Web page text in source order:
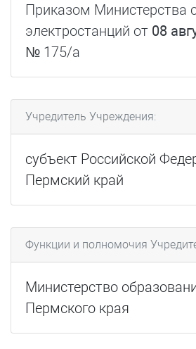
Приказом Министерства
электростанций от 08
№ 175/а
Учредитель Учреждения:
субъект Российской
Пермский край
Функции и полномочия
Министерство
Пермского края